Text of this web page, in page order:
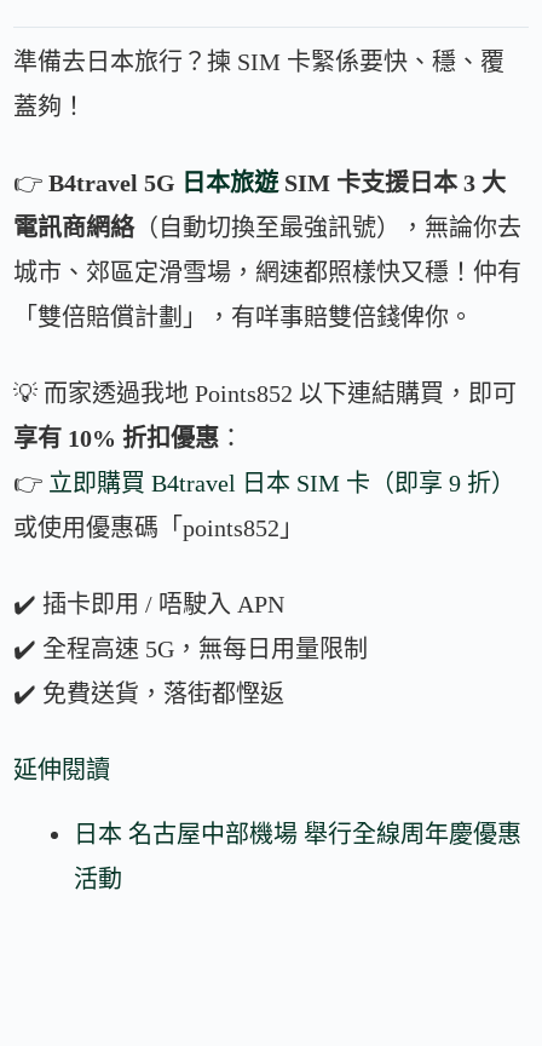
準備去日本旅行？揀 SIM 卡緊係要快、穩、覆
蓋夠！
👉B4travel 5G 日本旅遊 SIM 卡支援日本 3 大
電訊商網絡（自動切換至最強訊號），無論你去
城市、郊區定滑雪場，網速都照樣快又穩！仲有
「雙倍賠償計劃」，有咩事賠雙倍錢俾你。
💡 而家透過我地 Points852 以下連結購買，即可
享有 10% 折扣優惠 ：
👉 立即購買 B4travel 日本 SIM 卡（即享 9 折）
或使用優惠碼「points852」
✔️ 插卡即用 / 唔駛入 APN
✔️ 全程高速 5G，無每日用量限制
✔️ 免費送貨，落街都慳返
延伸閱讀
日本 名古屋中部機場 舉行全線周年慶優惠
活動